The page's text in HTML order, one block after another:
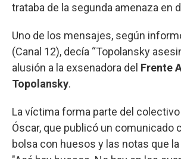
trataba de la segunda amenaza en
Uno de los mensajes, según
(Canal 12), decía “Topolansky
alusión a la exsenadora del Frente
Topolansky.
La víctima forma parte del colectivo
Óscar, que publicó un comunicado
bolsa con huesos y las notas que